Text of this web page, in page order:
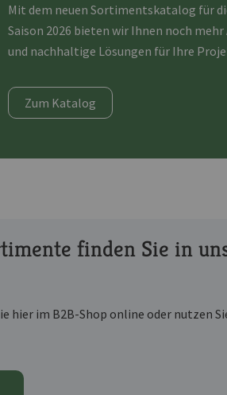
Mit dem neuen Sortimentskatalog für
Saison 2026 bieten wir Ihnen noch mehr
und nachhaltige Lösungen für Ihre
Zum Katalog
finden Sie in
hier im B2B-Shop online oder nutzen